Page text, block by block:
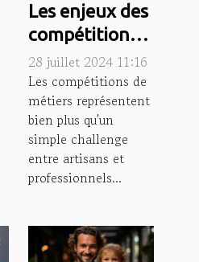
Les enjeux des
compétitions
de métiers
pour
l'économie
locale
28 juillet 2024 11:16
Les compétitions de
métiers représentent
bien plus qu'un
simple challenge
entre artisans et
professionnels...